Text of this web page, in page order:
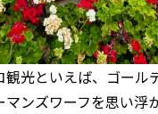
観光といえば、ゴール
マンズワーフを思い浮